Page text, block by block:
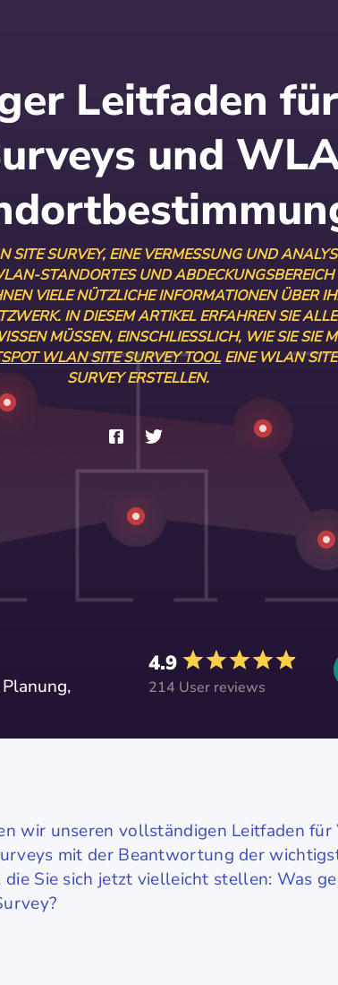
Leitfaden
und
SITE SURVEY, EINE VERMESSUNG UND
STANDORTES UND ABDECKUNGSBEREICH
VIELE NÜTZLICHE INFORMATIONEN ÜBER
IN DIESEM ARTIKEL ERFAHREN SIE
MÜSSEN, EINSCHLIESSLICH, WIE SIE SIE
WLAN SITE SURVEY TOOLEINE WLAN SITE
SURVEY ERSTELLEN.
4.9
214 User reviews
wir unseren vollständigen Leitfaden
mit der Beantwortung der
die Sie sich jetzt vielleicht stellen: Was